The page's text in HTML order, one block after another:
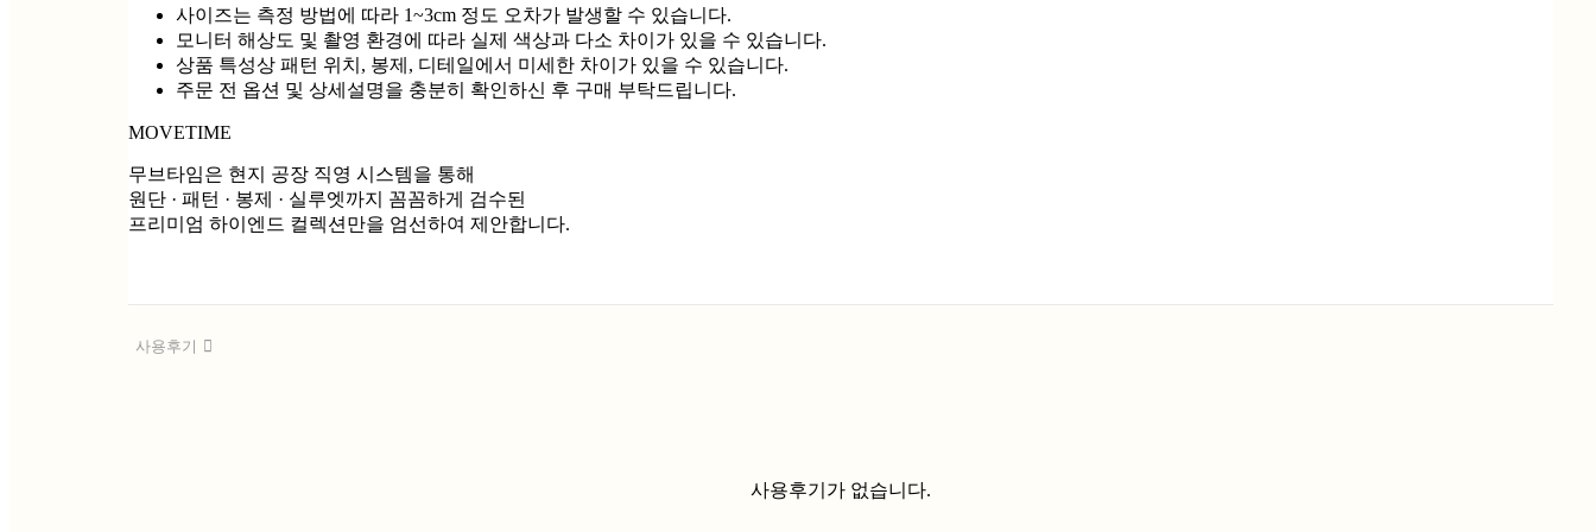
사이즈는 측정 방법에 따라 1~3cm 정도 오차가 발생할 수 있습니다.
모니터 해상도 및 촬영 환경에 따라 실제 색상과 다소 차이가 있을 수 있습니다.
상품 특성상 패턴 위치, 봉제, 디테일에서 미세한 차이가 있을 수 있습니다.
주문 전 옵션 및 상세설명을 충분히 확인하신 후 구매 부탁드립니다.
MOVETIME
무브타임은 현지 공장 직영 시스템을 통해
원단 · 패턴 · 봉제 · 실루엣까지 꼼꼼하게 검수된
프리미엄 하이엔드 컬렉션만을 엄선하여 제안합니다.
사용후기
사용후기가 없습니다.